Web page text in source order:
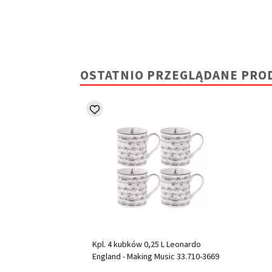
OSTATNIO PRZEGLĄDANE
Kpl. 4 kubków 0,25 L Leonardo
England - Making Music 33.710-3669